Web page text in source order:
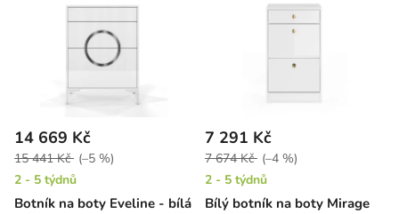
Botník na boty Eveline - bílá
14 669 Kč
15 441 Kč (–5 %)
2 - 5 týdnů
Bílý botník na boty Mirage
7 291 Kč
7 674 Kč (–4 %)
2 - 5 týdnů